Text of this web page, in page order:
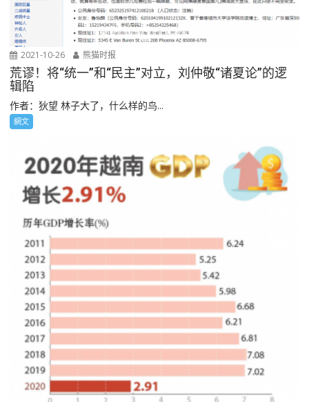
2021-10-26 熊猫时报
荒谬！将“统一”和“民主”对立，刘仲敬“诸夏论”的逻
辑陷
作者：狄望 林子大了，什么样的鸟...
網文